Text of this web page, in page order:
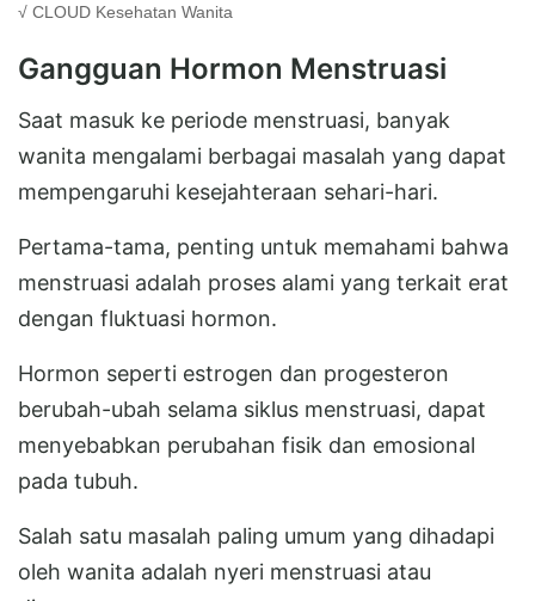
√ CLOUD Kesehatan Wanita
Gangguan Hormon Menstruasi
Saat masuk ke periode menstruasi, banyak
wanita mengalami berbagai masalah yang dapat
mempengaruhi kesejahteraan sehari-hari.
Pertama-tama, penting untuk memahami bahwa
menstruasi adalah proses alami yang terkait erat
dengan fluktuasi hormon.
Hormon seperti estrogen dan progesteron
berubah-ubah selama siklus menstruasi, dapat
menyebabkan perubahan fisik dan emosional
pada tubuh.
Salah satu masalah paling umum yang dihadapi
oleh wanita adalah nyeri menstruasi atau